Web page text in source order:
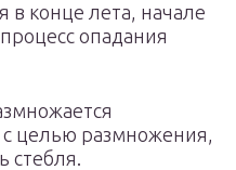
в конце лета, начале
опадания
с целью размножения,
стебля.